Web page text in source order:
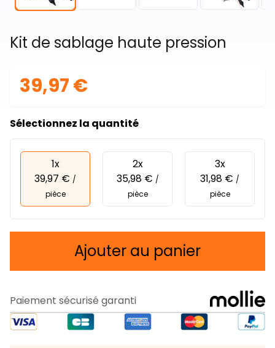
Kit de sablage haute pression
39,97 €
Sélectionnez la quantité
1x
39,97 € /
pièce
2x
35,98 € /
pièce
3x
31,98 € /
pièce
Ajouter au panier
Paiement sécurisé garanti